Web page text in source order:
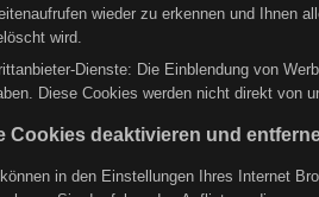
wieder zu erkennen und Ihnen
wird.
Dienste: Die Einblendung von
Diese Cookies werden nicht direkt von
Cookies deaktivieren und
in den Einstellungen Ihres Internet